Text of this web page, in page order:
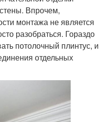
Впрочем,
монтажа не является
разобраться. Гораздо
потолочный плинтус, и
отдельных